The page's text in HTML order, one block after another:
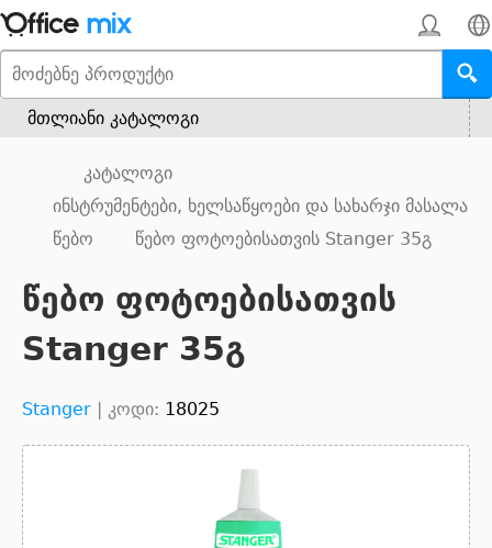
მთლიანი კატალოგი
კატალოგი
ინსტრუმენტები, ხელსაწყოები და სახარჯი მასალა
წებო
წებო ფოტოებისათვის Stanger 35გ
წებო ფოტოებისათვის
Stanger 35გ
Stanger | კოდი: 18025